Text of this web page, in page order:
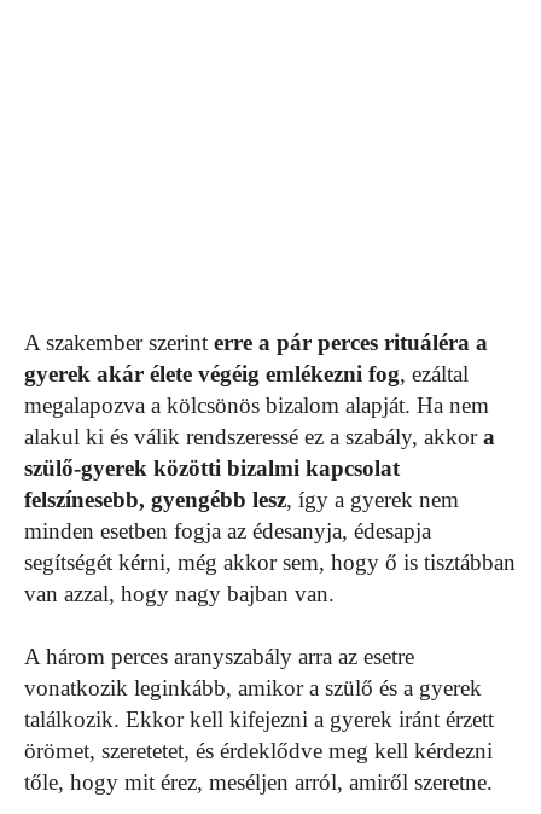
A szakember szerint erre a pár perces rituáléra a
gyerek akár élete végéig emlékezni fog, ezáltal
megalapozva a kölcsönös bizalom alapját. Ha nem
alakul ki és válik rendszeressé ez a szabály, akkora
szülő-gyerek közötti bizalmi kapcsolat
felszínesebb, gyengébb lesz, így a gyerek nem
minden esetben fogja az édesanyja, édesapja
segítségét kérni, még akkor sem, hogy ő is tisztábban
van azzal, hogy nagy bajban van.
A három perces aranyszabály arra az esetre
vonatkozik leginkább, amikor a szülő és a gyerek
találkozik. Ekkor kell kifejezni a gyerek iránt érzett
örömet, szeretetet, és érdeklődve meg kell kérdezni
tőle, hogy mit érez, meséljen arról, amiről szeretne.